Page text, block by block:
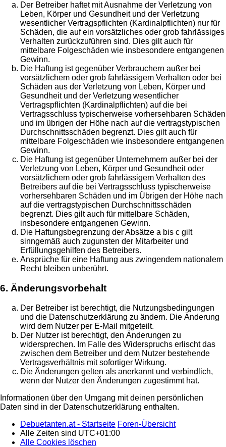
Der Betreiber haftet mit Ausnahme der Verletzung von
Leben, Körper und Gesundheit und der Verletzung
wesentlicher Vertragspflichten (Kardinalpflichten) nur für
Schäden, die auf ein vorsätzliches oder grob fahrlässiges
Verhalten zurückzuführen sind. Dies gilt auch für
mittelbare Folgeschäden wie insbesondere entgangenen
Gewinn.
Die Haftung ist gegenüber Verbrauchern außer bei
vorsätzlichem oder grob fahrlässigem Verhalten oder bei
Schäden aus der Verletzung von Leben, Körper und
Gesundheit und der Verletzung wesentlicher
Vertragspflichten (Kardinalpflichten) auf die bei
Vertragsschluss typischerweise vorhersehbaren Schäden
und im übrigen der Höhe nach auf die vertragstypischen
Durchschnittsschäden begrenzt. Dies gilt auch für
mittelbare Folgeschäden wie insbesondere entgangenen
Gewinn.
Die Haftung ist gegenüber Unternehmern außer bei der
Verletzung von Leben, Körper und Gesundheit oder
vorsätzlichem oder grob fahrlässigem Verhalten des
Betreibers auf die bei Vertragsschluss typischerweise
vorhersehbaren Schäden und im Übrigen der Höhe nach
auf die vertragstypischen Durchschnittsschäden
begrenzt. Dies gilt auch für mittelbare Schäden,
insbesondere entgangenen Gewinn.
Die Haftungsbegrenzung der Absätze a bis c gilt
sinngemäß auch zugunsten der Mitarbeiter und
Erfüllungsgehilfen des Betreibers.
Ansprüche für eine Haftung aus zwingendem nationalem
Recht bleiben unberührt.
6. Änderungsvorbehalt
Der Betreiber ist berechtigt, die Nutzungsbedingungen
und die Datenschutzerklärung zu ändern. Die Änderung
wird dem Nutzer per E-Mail mitgeteilt.
Der Nutzer ist berechtigt, den Änderungen zu
widersprechen. Im Falle des Widerspruchs erlischt das
zwischen dem Betreiber und dem Nutzer bestehende
Vertragsverhältnis mit sofortiger Wirkung.
Die Änderungen gelten als anerkannt und verbindlich,
wenn der Nutzer den Änderungen zugestimmt hat.
Informationen über den Umgang mit deinen persönlichen
Daten sind in der Datenschutzerklärung enthalten.
Debuetanten.at - Startseite Foren-Übersicht
Alle Zeiten sind UTC+01:00
Alle Cookies löschen